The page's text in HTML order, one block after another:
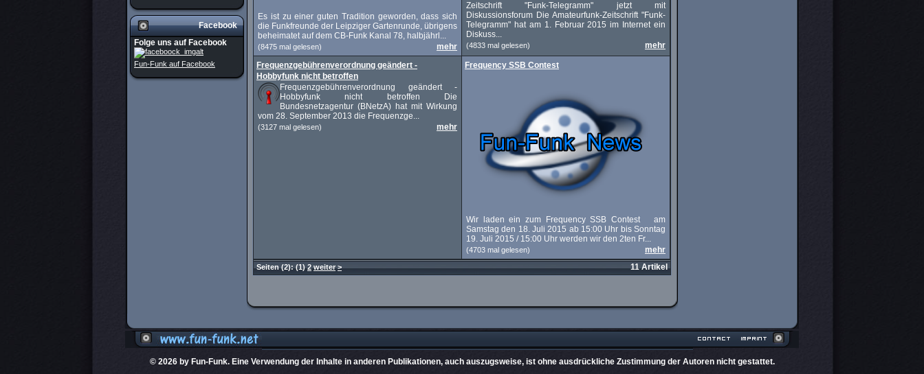
Facebook
Folge uns auf Facebook
Fun-Funk auf Facebook
Es ist zu einer guten Tradition geworden, dass sich
die Funkfreunde der Leipziger Gartenrunde, übrigens
beheimatet auf dem CB-Funk Kanal 78, halbjährl...
(8475 mal gelesen) mehr
Zeitschrift "Funk-Telegramm" jetzt mit
Diskussionsforum Die Amateurfunk-Zeitschrift "Funk-
Telegramm" hat am 1. Februar 2015 im Internet ein
Diskuss...
(4833 mal gelesen) mehr
Frequenzgebührenverordnung geändert -
Hobbyfunk nicht betroffen
Frequenzgebührenverordnung geändert -
Hobbyfunk nicht betroffen Die
Bundesnetzagentur (BNetzA) hat mit Wirkung
vom 28. September 2013 die Frequenzge...
(3127 mal gelesen) mehr
Frequency SSB Contest
Wir laden ein zum Frequency SSB Contest am
Samstag den 18. Juli 2015 ab 15:00 Uhr bis Sonntag
19. Juli 2015 / 15:00 Uhr werden wir den 2ten Fr...
(4703 mal gelesen) mehr
Seiten(2):(1) 2 weiter > 11 Artikel
© 2026 by Fun-Funk. Eine Verwendung der Inhalte in anderen Publikationen, auch auszugsweise, ist ohne ausdrückliche Zustimmung der Autoren nicht gestattet.